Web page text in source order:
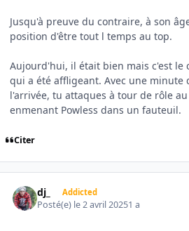
Jusqu'à preuve du contraire, à son
position d'être tout l temps au top.
Aujourd'hui, il était bien mais c'est le
qui a été affligeant. Avec une minute
l'arrivée, tu attaques à tour de rôle
enmenant Powless dans un fauteuil.
Citer
dj_ Addicted
Posté(e) le 2 avril 20251 a